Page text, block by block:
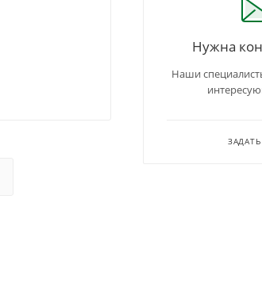
Нужна
Наши